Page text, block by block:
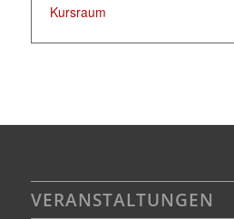
Kursraum
VERANSTALTUNGEN